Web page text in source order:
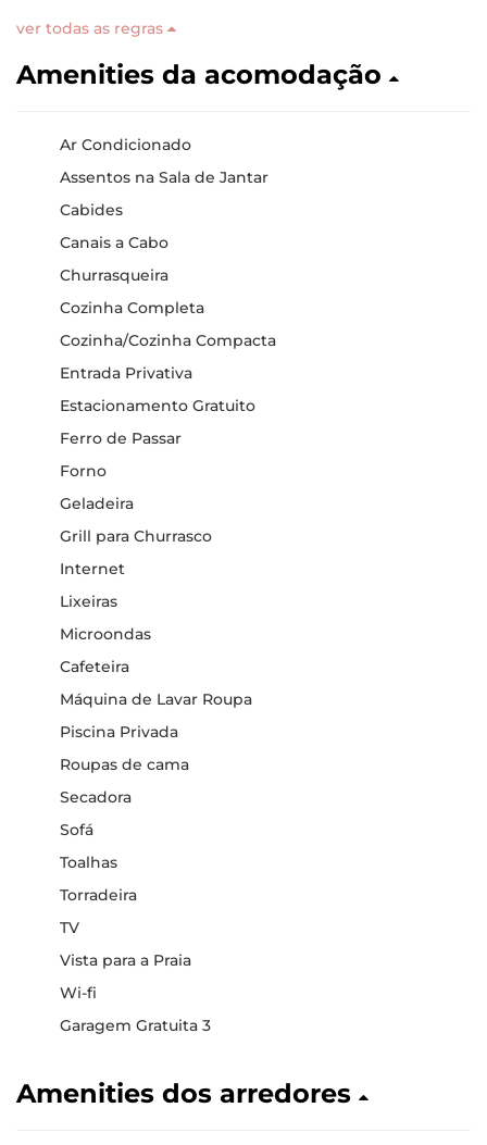
ver todas as regras
Amenities da acomodação
Ar Condicionado
Assentos na Sala de Jantar
Cabides
Canais a Cabo
Churrasqueira
Cozinha Completa
Cozinha/Cozinha Compacta
Entrada Privativa
Estacionamento Gratuito
Ferro de Passar
Forno
Geladeira
Grill para Churrasco
Internet
Lixeiras
Microondas
Cafeteira
Máquina de Lavar Roupa
Piscina Privada
Roupas de cama
Secadora
Sofá
Toalhas
Torradeira
TV
Vista para a Praia
Wi-fi
Garagem Gratuita 3
Amenities dos arredores